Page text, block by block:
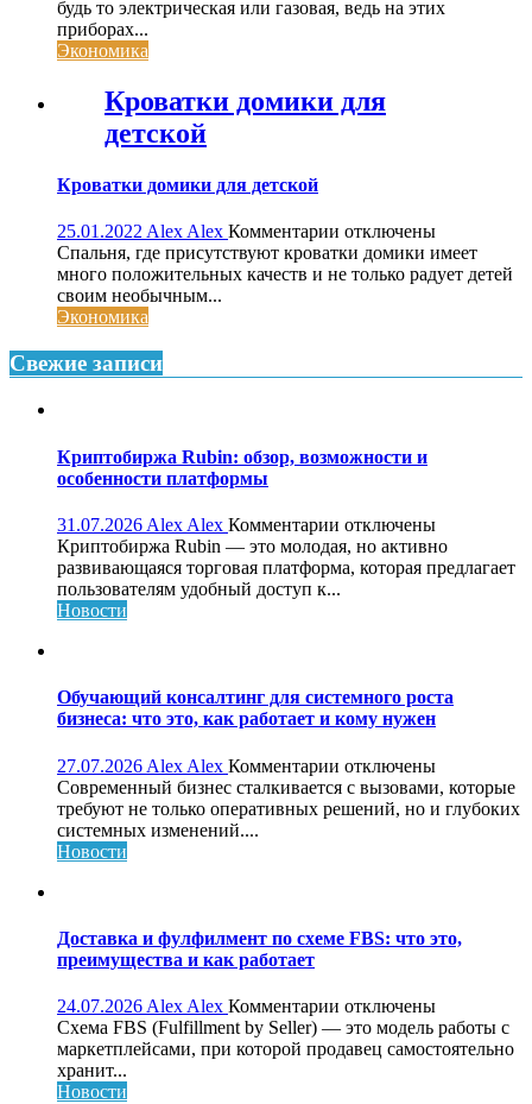
Запчасти
будь то электрическая или газовая, ведь на этих
приборах...
Экономика
Кроватки домики для
детской
Кроватки домики для детской
25.01.2022 Alex Alex Комментарии к
записи
Кроватки
отключены
Спальня, где присутствуют кроватки домики имеет
много положительных качеств и не только радует детей
своим необычным...
Экономика
Свежие записи
Криптобиржа Rubin: обзор, возможности и
особенности платформы
31.07.2026 Alex Alex Комментарии к
записи
Криптобиржа
платформы
отключены
Криптобиржа Rubin — это молодая, но активно
развивающаяся торговая платформа, которая предлагает
пользователям удобный доступ к...
Новости
Обучающий консалтинг для системного роста
бизнеса: что это, как работает и кому нужен
27.07.2026 Alex Alex Комментарии к
записи
Обучающий
что
работает
и
кому
нужен
отключены
Современный бизнес сталкивается с вызовами, которые
требуют не только оперативных решений, но и глубоких
системных изменений....
Новости
Доставка и фулфилмент по схеме FBS: что это,
преимущества и как работает
24.07.2026 Alex Alex Комментарии к
записи
Доставка
отключены
Схема FBS (Fulfillment by Seller) — это модель работы с
маркетплейсами, при которой продавец самостоятельно
хранит...
Новости